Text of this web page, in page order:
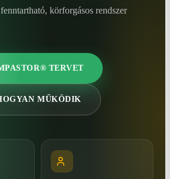
körforgásos rendszer
TERVET
MŰKÖDIK